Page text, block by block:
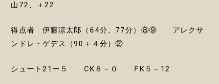
山72、＋22
得点者 伊藤涼太郎（64分、77分）⑧⑨ アレクサ
ンドレ・ゲデス（90＋４分）②
シュート21ー５ CK８－０ FK５－12